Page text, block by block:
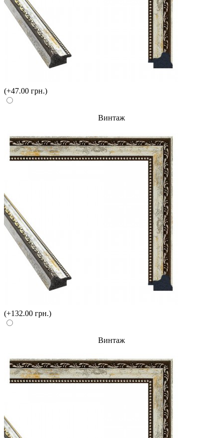
(+47.00 грн.)
Винтаж
(+132.00 грн.)
Винтаж